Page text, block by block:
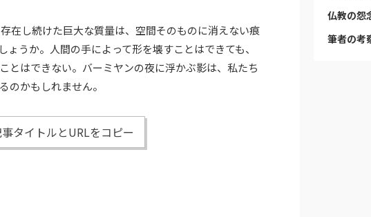
在し続けた巨大な質量は、空間そのものに消えない痕
うか。人間の手によって形を壊すことはできても、
とはできない。バーミヤンの夜に浮かぶ影は、私たち
のかもしれません。
タイトルとURLをコピー
仏教の怨
筆者の考